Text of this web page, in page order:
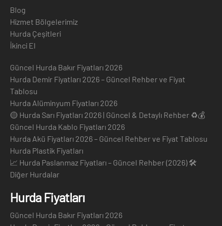
Blog
Hizmet Bölgelerimiz
Hurda Çeşitleri
İkinci El
Güncel Hurda Bakır Fiyatları 2026
Hurda Demir Fiyatları 2026 – Güncel Rehber ve Fiyat
Tablosu
Hurda Alüminyum Fiyatları 2026
🟡 Hurda Sarı Fiyatları 2026 | Güncel & Detaylı Rehber ♻️💰
Güncel Hurda Kablo Fiyatları 2026
Hurda Akü Fiyatları 2026 – Güncel Rehber ve Fiyat Tablosu
Hurda Plastik Fiyatları
📈 Hurda Paslanmaz Fiyatları – Güncel Rehber (2026) 🛠️
Diğer Hurdalar
Hurda Fiyatları
Güncel Hurda Bakır Fiyatları 2026